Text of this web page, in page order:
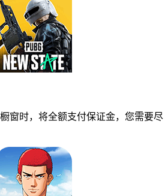
时，将全额支付保证金，您需要尽